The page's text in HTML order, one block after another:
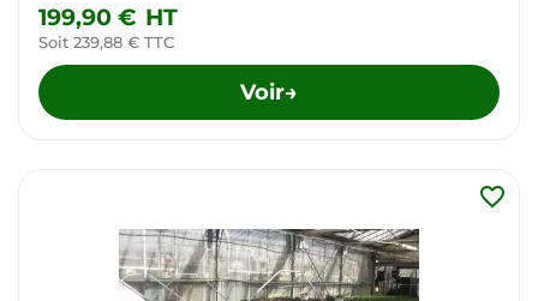
199,90 € HT
Soit 239,88 € TTC
Voir→
favorite_border